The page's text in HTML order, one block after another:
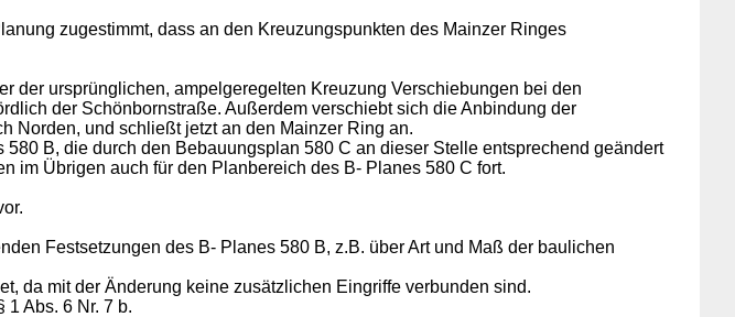
zugestimmt, dass an den Kreuzungspunkten des Mainzer Ringes
der ursprünglichen, ampelgeregelten Kreuzung Verschiebungen bei den
der Schönbornstraße. Außerdem verschiebt sich die Anbindung der
Norden, und schließt jetzt an den Mainzer Ring an.
B, die durch den Bebauungsplan 580 C an dieser Stelle entsprechend geändert
im Übrigen auch für den Planbereich des B- Planes 580 C fort.
Festsetzungen des B- Planes 580 B, z.B. über Art und Maß der baulichen
da mit der Änderung keine zusätzlichen Eingriffe verbunden sind.
Abs. 6 Nr. 7 b.